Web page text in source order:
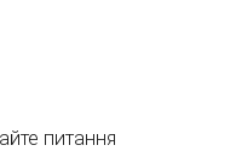
питання